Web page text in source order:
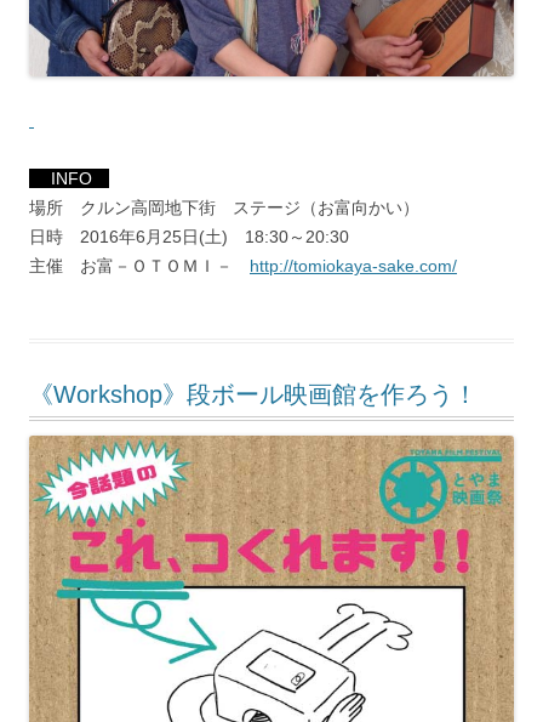
INFO
場所 クルン高岡地下街 ステージ（お富向かい）
日時 2016年6月25日(土) 18:30～20:30
主催 お富－ＯＴＯＭＩ－ http://tomiokaya-sake.com/
《Workshop》段ボール映画館を作ろう！